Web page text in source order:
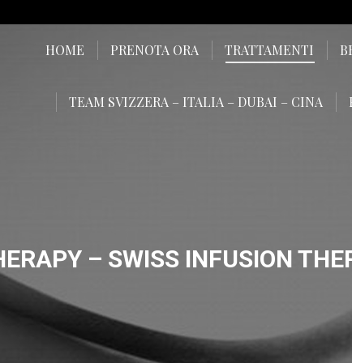
HOME PRENOTA ORA TRATTAMENTI
TEAM SVIZZERA – ITALIA – DUBAI – CINA
– SWISS INFUSION